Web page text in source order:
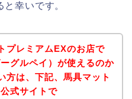
幸いです。
プレミアムEXのお店で
グルペイ）が使えるのか
方は、下記、馬具マット
式サイトで